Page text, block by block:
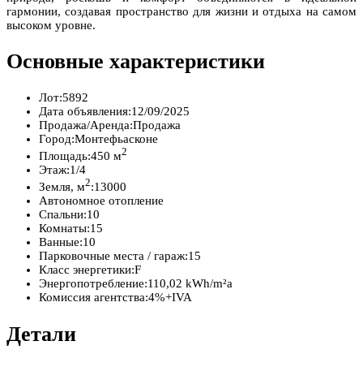
гармонии, создавая пространство для жизни и отдыха на самом
высоком уровне.
Основные характеристики
Лот:5892
Дата объявления:12/09/2025
Продажа/Аренда:Продажа
Город:Монтефьасконе
Площадь:450 м2
Этаж:1/4
Земля, м2:13000
Автономное отопление
Спальни:10
Комнаты:15
Ванные:10
Парковочные места / гараж:15
Класс энергетики:F
Энергопотребление:110,02 kWh/m²a
Комиссия агентства:4%+IVA
Детали